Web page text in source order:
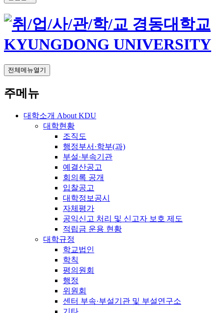
전체메뉴열기
주메뉴
대학소개 About KDU
대학현황
조직도
행정부서·학부(과)
부설·부속기관
예결산공고
회의록 공개
입찰공고
대학정보공시
자체평가
공익신고 처리 및 신고자 보호 제도
적립금 운용 현황
대학규정
학교법인
학칙
평의원회
행정
위원회
센터 부속·부설기관 및 부설연구소